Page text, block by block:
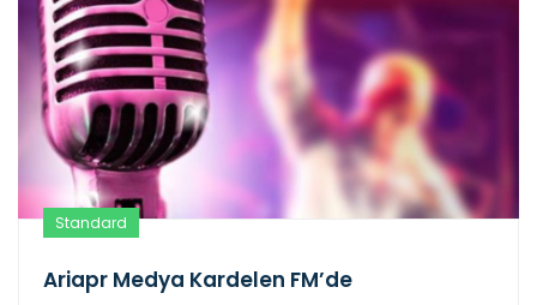
Standard
Ariapr Medya Kardelen FM’de